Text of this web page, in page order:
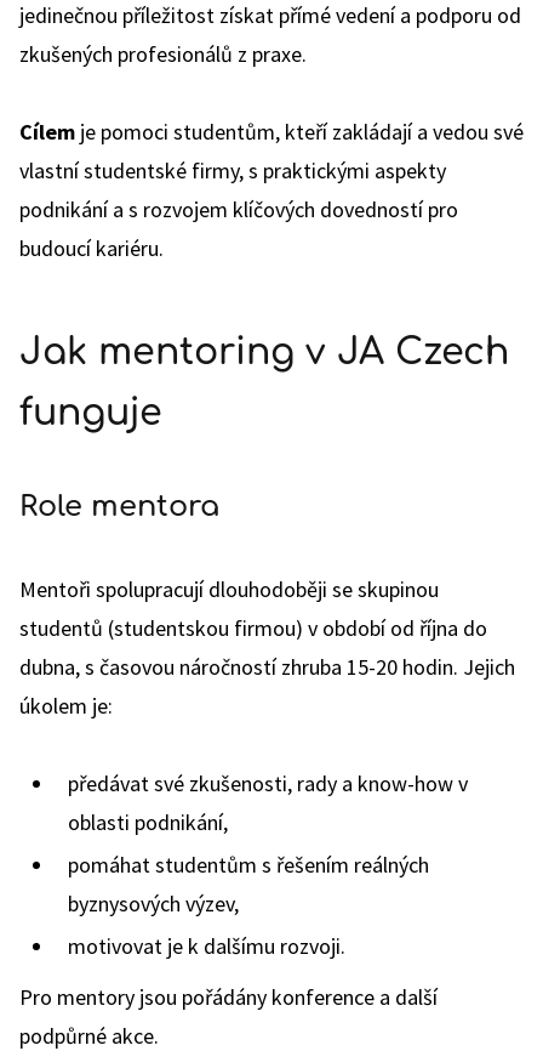
jedinečnou příležitost získat přímé vedení a podporu od
zkušených profesionálů z praxe.
Cílem je pomoci studentům, kteří zakládají a vedou své
vlastní studentské firmy, s praktickými aspekty
podnikání a s rozvojem klíčových dovedností pro
budoucí kariéru.
Jak mentoring v JA Czech
funguje
Role mentora
Mentoři spolupracují dlouhodoběji se skupinou
studentů (studentskou firmou) v období od října do
dubna, s časovou náročností zhruba 15-20 hodin. Jejich
úkolem je:
předávat své zkušenosti, rady a know-how v
oblasti podnikání,
pomáhat studentům s řešením reálných
byznysových výzev,
motivovat je k dalšímu rozvoji.
Pro mentory jsou pořádány konference a další
podpůrné akce.